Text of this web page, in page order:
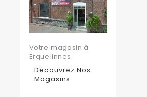
Votre magasin à
Erquelinnes
Découvrez Nos
Magasins